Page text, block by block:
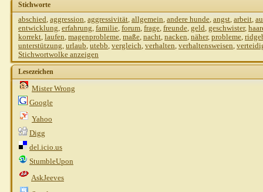
Stichworte
abschied, aggression, aggressivität, allgemein, andere hunde, angst, arbeit,
entwicklung, erfahrung, familie, forum, frage, freunde, geld, geschwister,
korrekt, laufen, magenprobleme, maße, nacht, nacken, näher, probleme,
unterstützung, urlaub, utebb, vergleich, verhalten, verhaltensweisen,
Stichwortwolke anzeigen
Lesezeichen
Mister Wrong
Google
Yahoo
Digg
del.icio.us
StumbleUpon
AskJeeves